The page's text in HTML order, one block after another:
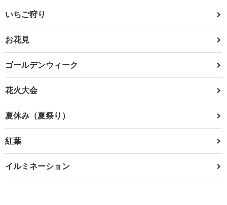
いちご狩り
お花見
ゴールデンウィーク
花火大会
夏休み（夏祭り）
紅葉
イルミネーション